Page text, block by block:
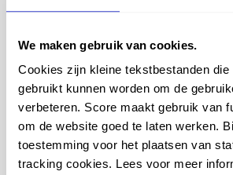
We maken gebruik van cookies.
Cookies zijn kleine tekstbestanden die
gebruikt kunnen worden om de
verbeteren. Score maakt gebruik van
om de website goed te laten werken.
toestemming voor het plaatsen van
tracking cookies. Lees voor meer
comfort dat jij nodig hebt op
Compact
Onze stahulpen zijn compact
ook ideaal zijn voor plekken met
Daarnaast berg je ze gemakkelijk